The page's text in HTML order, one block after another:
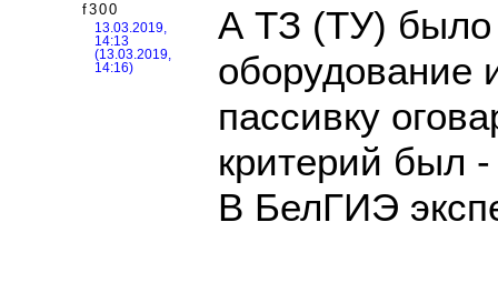
f300
13.03.2019,
14:13
(13.03.2019,
14:16)
А ТЗ (ТУ) было
оборудование
пассивку
критерий был
В БелГИЭ